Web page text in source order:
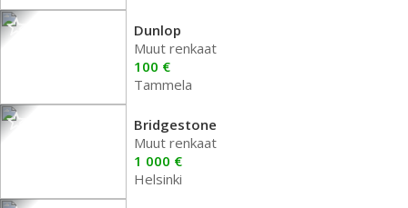
Dunlop
Muut renkaat
100 €
Tammela
Bridgestone
Muut renkaat
1 000 €
Helsinki